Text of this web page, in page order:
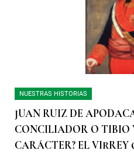
NUESTRAS HISTORIAS
JUAN RUIZ DE
CONCILIADOR O TIBIO
CARÁCTER? EL VIRREY